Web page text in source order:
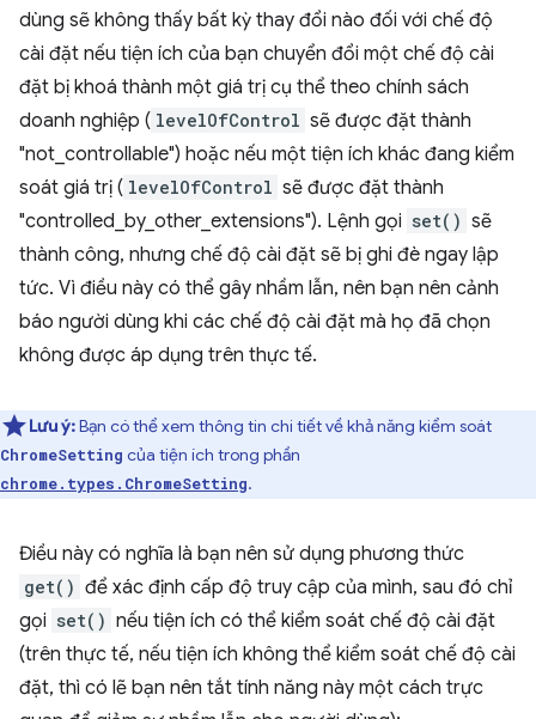
dùng sẽ không thấy bất kỳ thay đổi nào đối với chế độ
cài đặt nếu tiện ích của bạn chuyển đổi một chế độ cài
đặt bị khoá thành một giá trị cụ thể theo chính sách
doanh nghiệp ( levelOfControl sẽ được đặt thành
"not_controllable") hoặc nếu một tiện ích khác đang kiểm
soát giá trị ( levelOfControl sẽ được đặt thành
"controlled_by_other_extensions"). Lệnh gọi set() sẽ
thành công, nhưng chế độ cài đặt sẽ bị ghi đè ngay lập
tức. Vì điều này có thể gây nhầm lẫn, nên bạn nên cảnh
báo người dùng khi các chế độ cài đặt mà họ đã chọn
không được áp dụng trên thực tế.
Lưu ý:Bạn có thể xem thông tin chi tiết về khả năng kiểm soát
ChromeSetting của tiện ích trong phần
chrome.types.ChromeSetting.
Điều này có nghĩa là bạn nên sử dụng phương thức
get() để xác định cấp độ truy cập của mình, sau đó chỉ
gọi set() nếu tiện ích có thể kiểm soát chế độ cài đặt
(trên thực tế, nếu tiện ích không thể kiểm soát chế độ cài
đặt, thì có lẽ bạn nên tắt tính năng này một cách trực